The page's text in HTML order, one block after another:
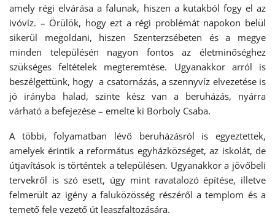
amely régi elvárása a falunak, hiszen a kutakból fogy el az
ivóvíz. – Örülök, hogy ezt a régi problémát napokon belül
sikerül megoldani, hiszen Szenterzsébeten és a megye
minden településén nagyon fontos az életminőséghez
szükséges feltételek megteremtése. Ugyanakkor arról is
beszélgettünk, hogy a csatornázás, a szennyvíz elvezetése is
jó irányba halad, szinte kész van a beruházás, nyárra
várható a befejezése – emelte ki Borboly Csaba.
A többi, folyamatban lévő beruházásról is egyeztettek,
amelyek érintik a református egyházközséget, az iskolát, de
útjavítások is történtek a településen. Ugyanakkor a jövőbeli
tervekről is szó esett, úgy mint ravatalozó építése, illetve
felmerült az igény a faluközösség részéről a templom és a
temető fele vezető út leaszfaltozására.